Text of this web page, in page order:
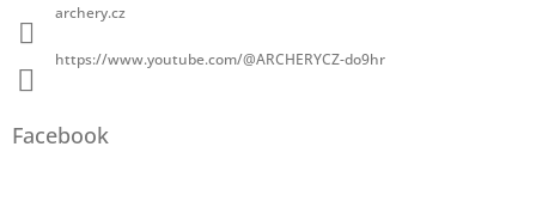
archery.cz
https://www.youtube.com/@ARCHERYCZ-do9hr
Facebook